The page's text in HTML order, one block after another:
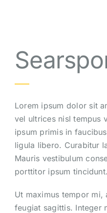
Lorem ipsum dolor sit
vel ultrices nisl tempus
ipsum primis in
ligula libero. Curabitur
Mauris vestibulum
porttitor ipsum tincidunt.
Ut maximus tempor
feugiat sagittis. Integer